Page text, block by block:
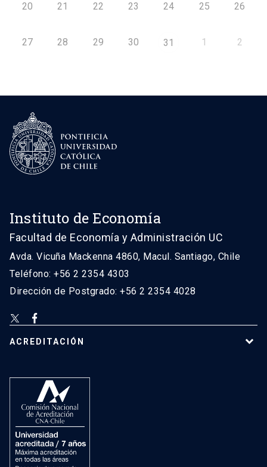
20 21 22 23 24 25 26
27 28 29 30 31 1 2
Instituto de Economía
Facultad de Economía y Administración UC
Avda. Vicuña Mackenna 4860, Macul. Santiago, Chile
Teléfono: +56 2 2354 4303
Dirección de Postgrado: +56 2 2354 4028
ACREDITACIÓN